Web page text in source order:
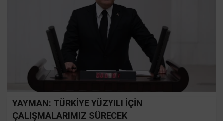
YAYMAN: TÜRKİYE YÜZYILI İÇİN
ÇALIŞMALARIMIZ SÜRECEK